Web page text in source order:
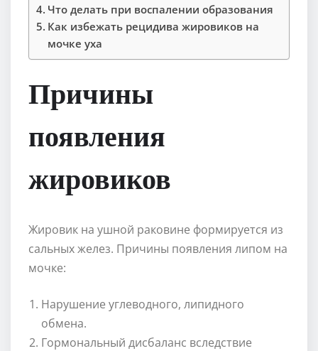
Что делать при воспалении образования
Как избежать рецидива жировиков на
мочке уха
Причины
появления
жировиков
Жировик на ушной раковине формируется из
сальных желез. Причины появления липом на
мочке:
Нарушение углеводного, липидного
обмена.
Гормональный дисбаланс вследствие